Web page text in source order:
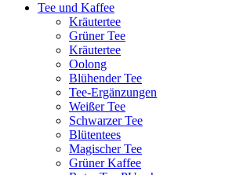
Tee und Kaffee
Kräutertee
Grüner Tee
Kräutertee
Oolong
Blühender Tee
Tee-Ergänzungen
Weißer Tee
Schwarzer Tee
Blütentees
Magischer Tee
Grüner Kaffee